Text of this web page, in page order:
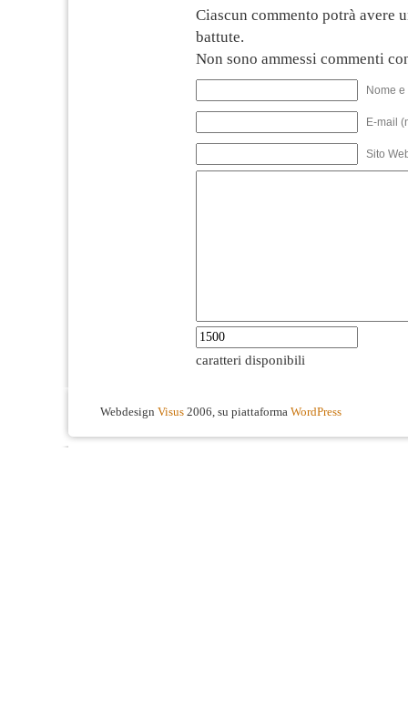
Ciascun commento potrà avere
battute.
Non sono ammessi commenti
Nome
E-mail
Sito
caratteri disponibili
Webdesign Visus 2006, su piattaforma WordPress